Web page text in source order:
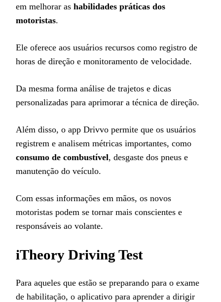
em melhorar as habilidades práticas dos
motoristas.
Ele oferece aos usuários recursos como registro de
horas de direção e monitoramento de velocidade.
Da mesma forma análise de trajetos e dicas
personalizadas para aprimorar a técnica de direção.
Além disso, o app Drivvo permite que os usuários
registrem e analisem métricas importantes, como
consumo de combustível, desgaste dos pneus e
manutenção do veículo.
Com essas informações em mãos, os novos
motoristas podem se tornar mais conscientes e
responsáveis ao volante.
iTheory Driving Test
Para aqueles que estão se preparando para o exame
de habilitação, o aplicativo para aprender a dirigir